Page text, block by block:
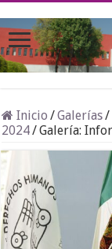
Inicio /Galerías/
2024/Galería: